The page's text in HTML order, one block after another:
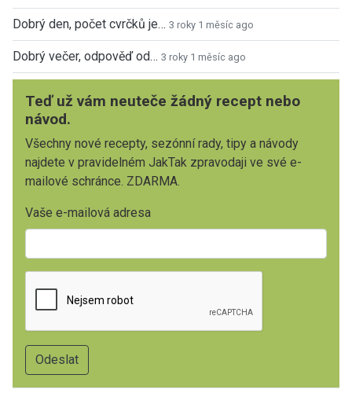
Dobrý den, počet cvrčků je… 3 roky 1 měsíc ago
Dobrý večer, odpověď od… 3 roky 1 měsíc ago
Teď už vám neuteče žádný recept nebo
návod.
Všechny nové recepty, sezónní rady, tipy a návody
najdete v pravidelném JakTak zpravodaji ve své e-
mailové schránce. ZDARMA.
Vaše e-mailová adresa